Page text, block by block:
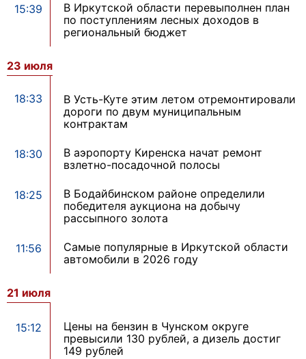
15:39
В Иркутской области перевыполнен план
по поступлениям лесных доходов в
региональный бюджет
23 июля
18:33
В Усть-Куте этим летом отремонтировали
дороги по двум муниципальным
контрактам
18:30
В аэропорту Киренска начат ремонт
взлетно-посадочной полосы
18:25
В Бодайбинском районе определили
победителя аукциона на добычу
рассыпного золота
11:56
Самые популярные в Иркутской области
автомобили в 2026 году
21 июля
15:12
Цены на бензин в Чунском округе
превысили 130 рублей, а дизель достиг
149 рублей